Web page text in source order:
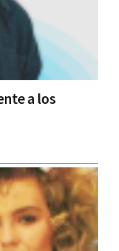
a los